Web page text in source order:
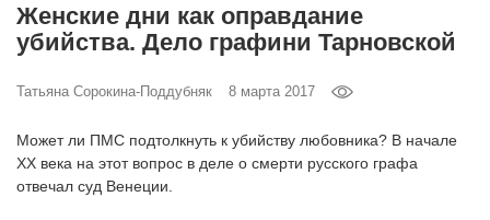
Женские дни как оправдание
убийства. Дело графини Тарновской
Татьяна Сорокина-Поддубняк 8 марта 2017
Может ли ПМС подтолкнуть к убийству любовника? В начале
ХХ века на этот вопрос в деле о смерти русского графа
отвечал суд Венеции.